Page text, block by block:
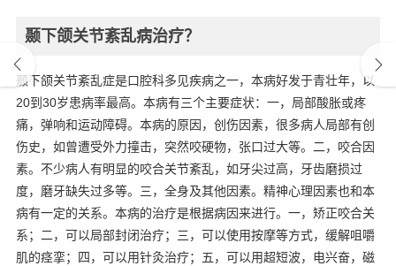
颞下颌关节紊乱病治疗？
颞下颌关节紊乱症是口腔科多见疾病之一，本病好发于青壮年，以
20到30岁患病率最高。本病有三个主要症状：一，局部酸胀或疼
痛，弹响和运动障碍。本病的原因，创伤因素，很多病人局部有创
伤史，如曾遭受外力撞击，突然咬硬物，张口过大等。二，咬合因
素。不少病人有明显的咬合关节紊乱，如牙尖过高，牙齿磨损过
度，磨牙缺失过多等。三，全身及其他因素。精神心理因素也和本
病有一定的关系。本病的治疗是根据病因来进行。一，矫正咬合关
系；二，可以局部封闭治疗；三，可以使用按摩等方式，缓解咀嚼
肌的痉挛；四，可以用针灸治疗；五，可以用超短波，电兴奋，磁